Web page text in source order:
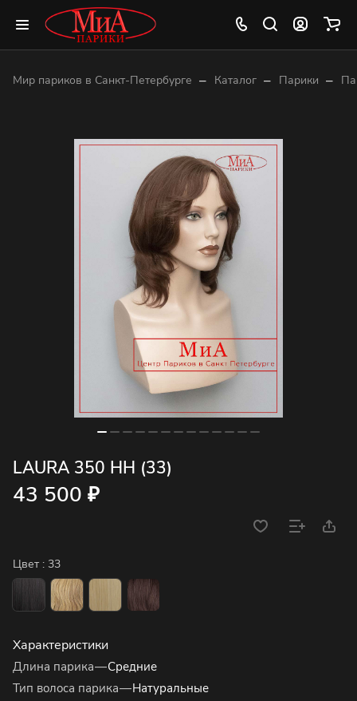
Мир париков в Санкт-Петербурге – Каталог – Парики –
LAURA 350 HH (33)
43 500 ₽
Цвет : 33
Характеристики
Длина парика—Средние
Тип волоса парика—Натуральные